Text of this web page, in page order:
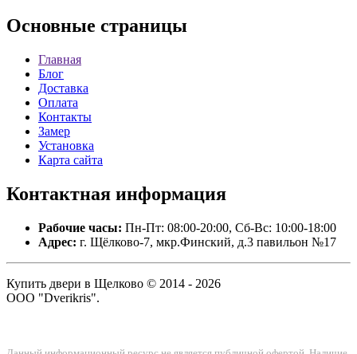
Основные страницы
Главная
Блог
Доставка
Оплата
Контакты
Замер
Установка
Карта сайта
Контактная информация
Рабочие часы: Пн-Пт: 08:00-20:00, Сб-Вс: 10:00-18:00
Адрес: г. Щёлково-7, мкр.Финский, д.3 павильон №17
Купить двери в Щелково © 2014 - 2026
ООО "Dverikris".